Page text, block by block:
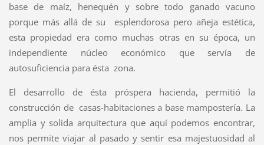
base de maíz, henequén y sobre todo ganado vacuno
porque más allá de su esplendorosa pero añeja estética,
esta propiedad era como muchas otras en su época, un
independiente núcleo económico que servía de
autosuficiencia para ésta zona.
El desarrollo de ésta próspera hacienda, permitió la
construcción de casas-habitaciones a base mampostería. La
amplia y solida arquitectura que aquí podemos encontrar,
nos permite viajar al pasado y sentir esa majestuosidad al